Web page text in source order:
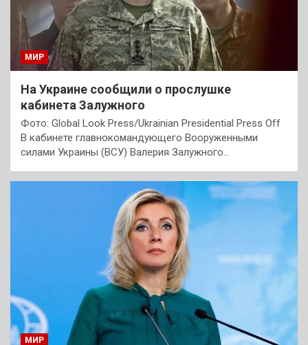
МИР
На Украине сообщили о прослушке
кабинета Залужного
Фото: Global Look Press/Ukrainian Presidential Press Off
В кабинете главнокомандующего Вооруженными
силами Украины (ВСУ) Валерия Залужного…
МИР